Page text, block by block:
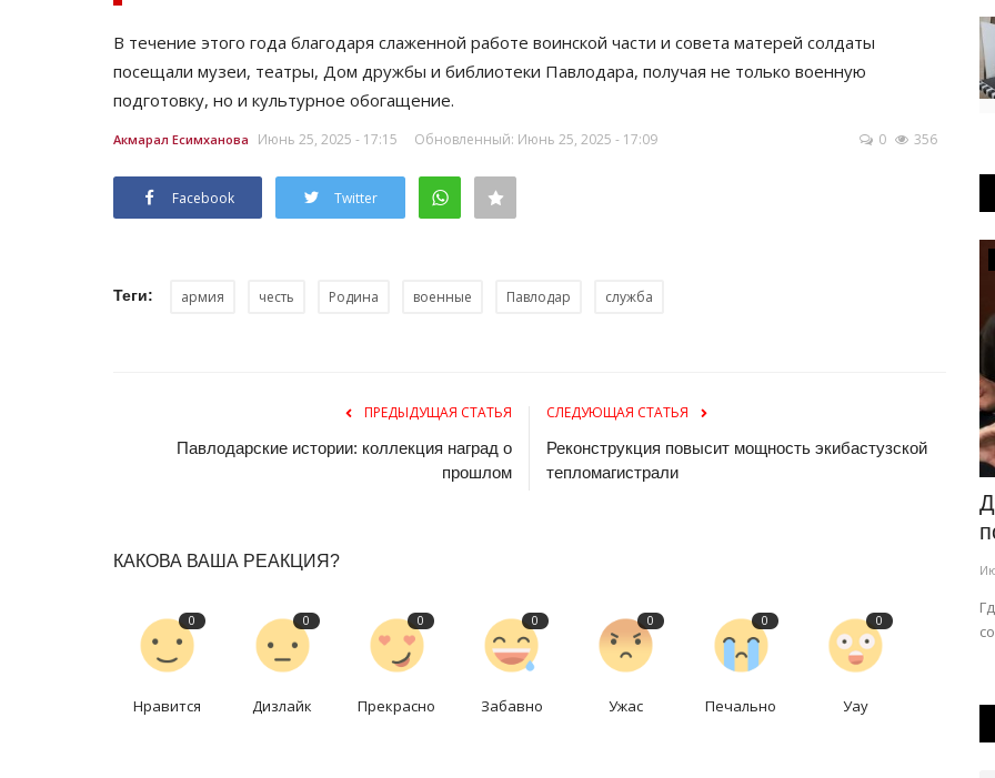
В течение этого года благодаря слаженной работе воинской части и совета матерей солдаты
посещали музеи, театры, Дом дружбы и библиотеки Павлодара, получая не только военную
подготовку, но и культурное обогащение.
Акмарал Есимханова Июнь 25, 2025 - 17:15 Обновленный: Июнь 25, 2025 - 17:09 0 356
Facebook Twitter
Теги: армия честь Родина военные Павлодар служба
ПРЕДЫДУЩАЯ СТАТЬЯ
Павлодарские истории: коллекция наград о
прошлом
СЛЕДУЮЩАЯ СТАТЬЯ
Реконструкция повысит мощность экибастузской
тепломагистрали
КАКОВА ВАША РЕАКЦИЯ?
0
Нравится
0
Дизлайк
0
Прекрасно
0
Забавно
0
Ужас
0
Печально
0
Уау
Июнь 26, 2026 0 1156
Гиннесса как мировой рекорд.